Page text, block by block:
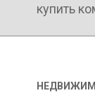
купить